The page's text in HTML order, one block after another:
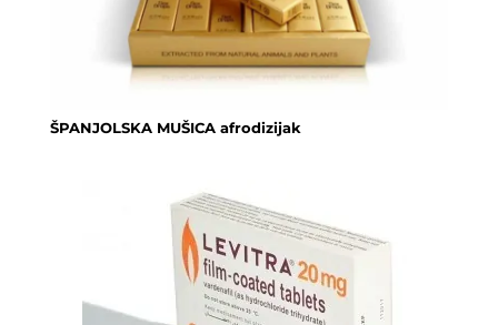
ŠPANJOLSKA MUŠICA afrodizijak